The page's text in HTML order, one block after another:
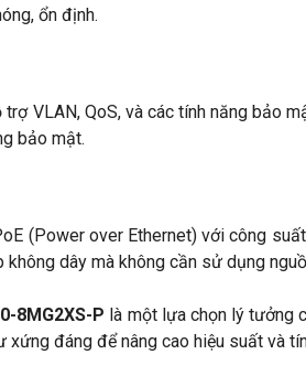
ổn định.
VLAN, QoS, và các tính năng bảo
bảo mật.
(Power over Ethernet) với công
dây mà không cần sử dụng
8MG2XS-P là một lựa chọn lý tưởng
đáng để nâng cao hiệu suất và